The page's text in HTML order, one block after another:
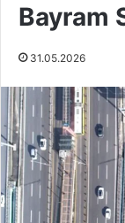
Bayram
31.05.2026